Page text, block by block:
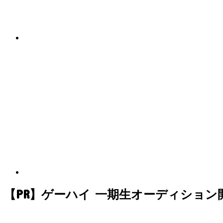
【PR】ゲーハイ 一期生オーディション